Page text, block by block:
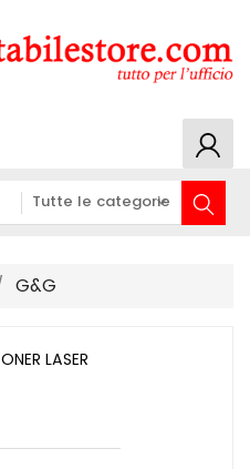
G&G
LASER